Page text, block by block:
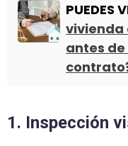
PUEDES
vivienda
antes
1. Inspección